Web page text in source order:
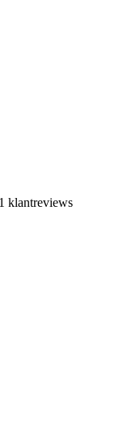
klantreviews